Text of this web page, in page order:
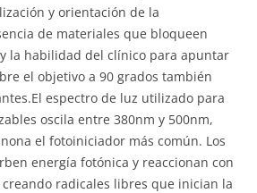
y orientación de la
de materiales que bloqueen
la habilidad del clínico para apuntar
el objetivo a 90 grados también
espectro de luz utilizado para
oscila entre 380nm y 500nm,
el fotoiniciador más común. Los
energía fotónica y reaccionan con
radicales libres que inician la